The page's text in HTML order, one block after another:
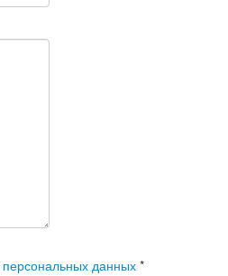
персональных данных *